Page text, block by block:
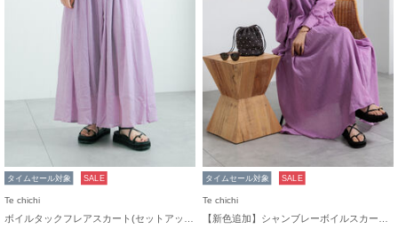
タイムセール対象 SALE
Te chichi
タイムセール対象 SALE
Te chichi